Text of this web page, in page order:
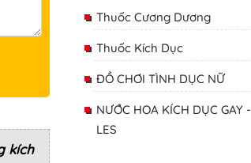
kích
Thuốc Cương Dương
Thuốc Kích Dục
ĐỒ CHƠI TÌNH DỤC NỮ
NƯỚC HOA KÍCH DỤC GAY -
LES